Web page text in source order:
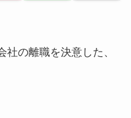
の離職を決意した、